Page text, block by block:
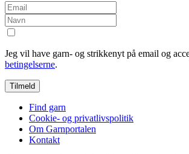
Jeg vil have garn- og strikkenyt på email og
betingelserne.
Find garn
Cookie- og privatlivspolitik
Om Garnportalen
Kontakt